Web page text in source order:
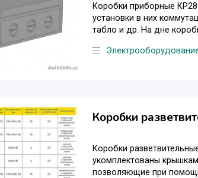
Коробки приборные
установки в них
табло и др. На дне
Коробки
Коробки
укомплектованы
позволяющие при